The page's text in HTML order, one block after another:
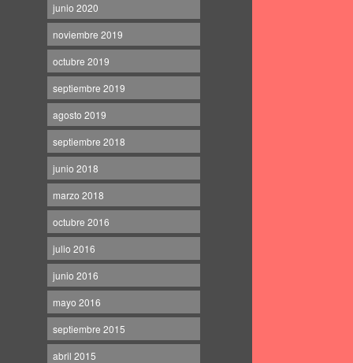
junio 2020
noviembre 2019
octubre 2019
septiembre 2019
agosto 2019
septiembre 2018
junio 2018
marzo 2018
octubre 2016
julio 2016
junio 2016
mayo 2016
septiembre 2015
abril 2015